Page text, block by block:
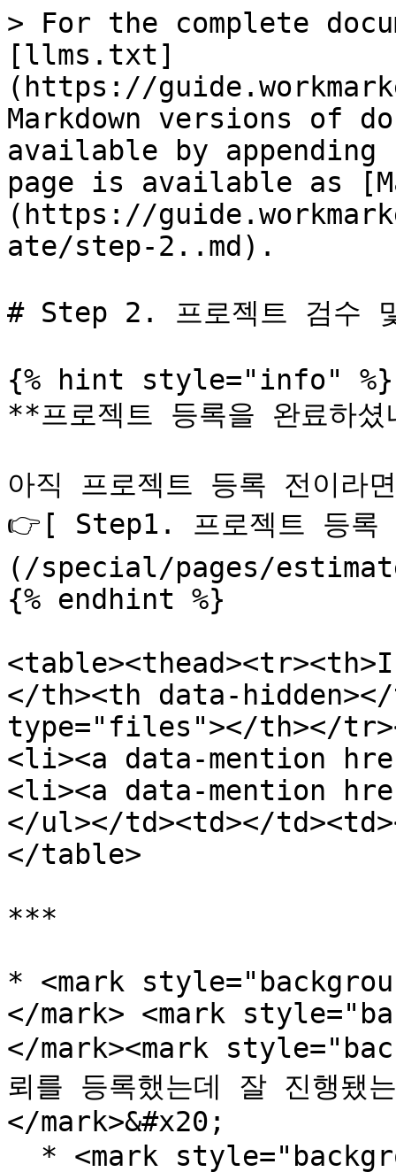
> For the complete
[llms.txt]
(https://
Markdown versions of
available by
page is available as
(https://
ate/step-2..md).
# Step 2. 프로젝트 검수
{% hint style="info" %}
**프로젝트 등록을 완료하
아직 프로젝트 등록 전이라
👉[ Step1. 프로젝트 등록
(/special/pages/
{% endhint %}
</th><th data-
type="files"></th></
<li><a data-mention
<li><a data-mention
</ul></td><td></
</table>
***
* <mark
</mark> <mark
</mark><mark
뢰를 등록했는데 잘 진행됐
</mark>&#x20;